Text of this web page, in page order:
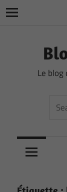
Navigation
Le
Search